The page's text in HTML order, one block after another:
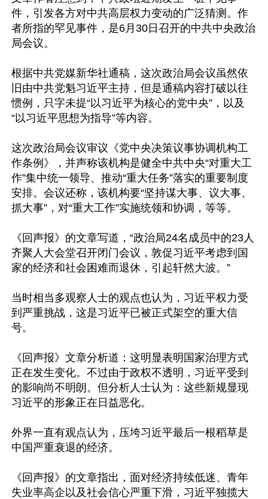
件，引发各方对中共高层权力变动的广泛猜测。作
者所指的罕见事件，是6月30日召开的中共中央政治
局会议。
根据中共党媒新华社通稿，这次政治局会议虽然依
旧由中共党魁习近平主持，但是通稿内容打破以往
惯例，只字未提“以习近平为核心的党中央”，以及
“以习近平思想为指导”等内容。
这次政治局会议审议《党中央决策议事协调机构工
作条例》，并声称该机构是健全中共中央“对重大工
作”集中统一领导、推动“重大任务”落实的重要制度
安排。会议还称，该机构要“坚持谋大事、议大事、
抓大事”，对“重大工作”实施统领和协调，等等。
《回声报》的文章写道，“政治局24名成员中的23人
齐聚人大会堂召开闭门会议，敦促习近平考虑到国
家的经济和社会困难而退休，引起轩然大波。”
当时相当多观察人士的观点也认为，习近平权力受
到严重挑战，这是习近平已被正式架空的重大信
号。
《回声报》文章分析道：这明显表明国家治理方式
正在发生变化。不过由于政权不透明，习近平受到
的影响尚不明朗。但分析人士认为：这些新规显现
习近平的形象正在日益恶化。
外界一直有观点认为，压垮习近平最后一根稻草是
中国严重衰退的经济。
《回声报》的文章指出，面对经济持续低迷、青年
失业率高企以及社会信心严重下滑，习近平独揽大